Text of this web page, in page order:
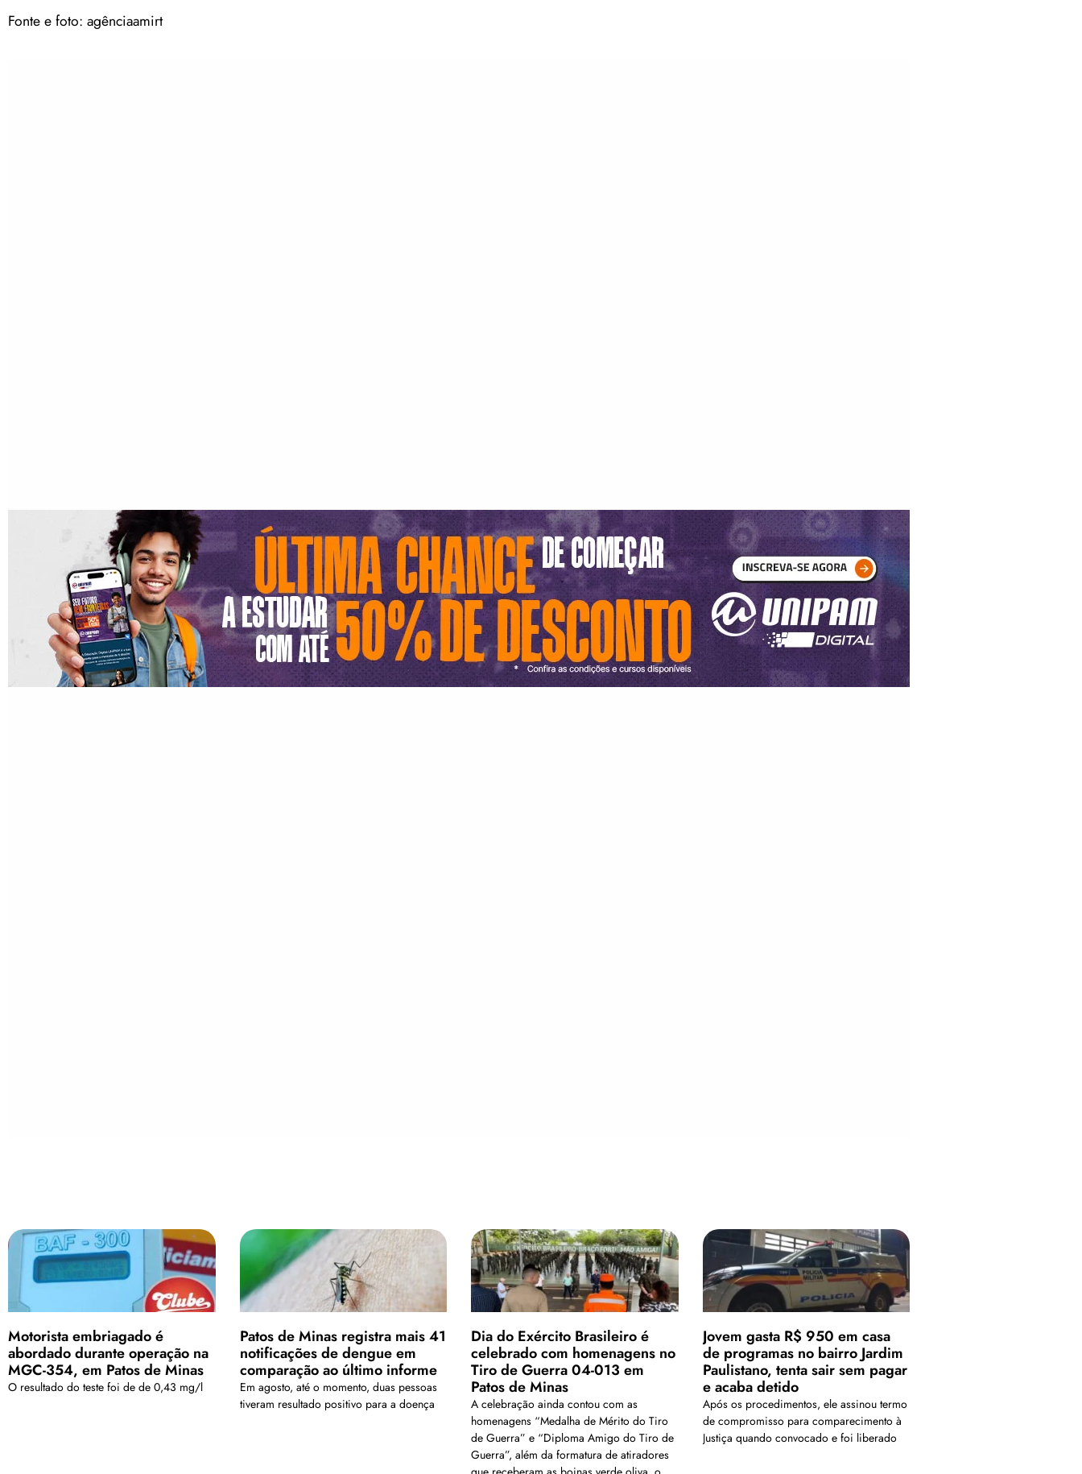
Fonte e foto: agênciaamirt
Motorista embriagado é
abordado durante operação na
MGC-354, em Patos de Minas
O resultado do teste foi de de 0,43 mg/l
Patos de Minas registra mais 41
notificações de dengue em
comparação ao último informe
Em agosto, até o momento, duas pessoas
tiveram resultado positivo para a doença
Dia do Exército Brasileiro é
celebrado com homenagens no
Tiro de Guerra 04-013 em
Patos de Minas
A celebração ainda contou com as
homenagens “Medalha de Mérito do Tiro
de Guerra” e “Diploma Amigo do Tiro de
Guerra”, além da formatura de atiradores
Jovem gasta R$ 950 em casa
de programas no bairro Jardim
Paulistano, tenta sair sem pagar
e acaba detido
Após os procedimentos, ele assinou termo
de compromisso para comparecimento à
Justiça quando convocado e foi liberado